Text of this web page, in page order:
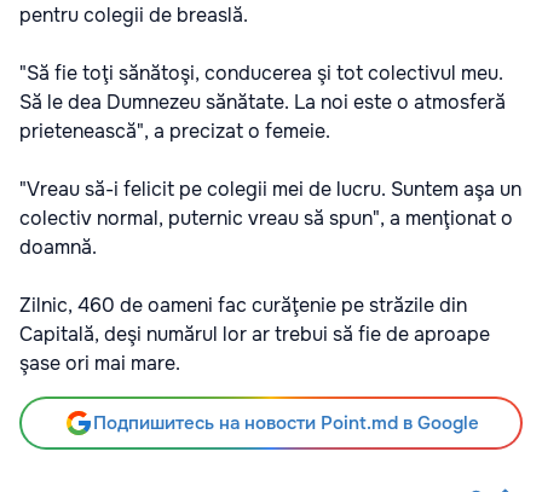
pentru colegii de breaslă.
"Să fie toţi sănătoşi, conducerea şi tot colectivul meu.
Să le dea Dumnezeu sănătate. La noi este o atmosferă
prietenească", a precizat o femeie.
"Vreau să-i felicit pe colegii mei de lucru. Suntem aşa un
colectiv normal, puternic vreau să spun", a menţionat o
doamnă.
Zilnic, 460 de oameni fac curăţenie pe străzile din
Capitală, deşi numărul lor ar trebui să fie de aproape
şase ori mai mare.
Подпишитесь на новости Point.md в Google